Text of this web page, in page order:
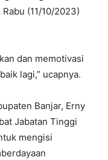
(11/10/2023)
dan memotivasi
lagi,” ucapnya.
Banjar, Erny
Jabatan Tinggi
mengisi